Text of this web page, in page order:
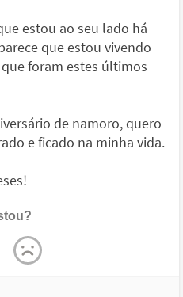
estou ao seu lado há
que estou vivendo
foram estes últimos
de namoro, quero
e ficado na minha vida.